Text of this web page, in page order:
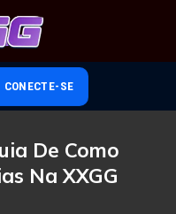
CONECTE-SE
De Como
Na XXGG